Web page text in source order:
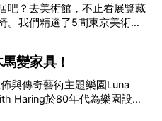
》的變形飛機、《鐵人28》、
(Welcome Back
，但重量約440磅，背後不單
解；要測試它的廣東話程度及
輕人的流行用語作為試驗。
20多個答案。最重要是它的預
切地回應：「我識講潮語
情味的互動體驗。 問港話
語言模型，訓練數據涵蓋連登
吧？去美術館，不止看展覽藏
。我們精選了5間東京美術
的波浪般好看。館方稱之為
孤線設計夾到絕，構成一種
身訂造，就著空間規範而延
影和相呼應，撫慰視覺與心
變家具！
與傳奇藝術主題樂園Luna
Haring於80年代為樂園設計